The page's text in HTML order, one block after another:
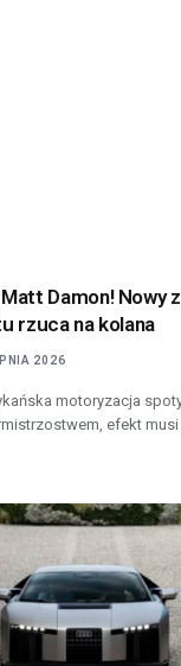
Damon! Nowy
rzuca na kolana
2026
motoryzacja
efekt